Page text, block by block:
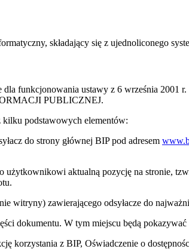
składający się z ujednoliconego
funkcjonowania ustawy z 6 września 2001
PUBLICZNEJ.
kilku podstawowych elementów:
do strony głównej BIP pod adresem
aktualną pozycję na stronie,
witryny) zawierającego odsyłacze do
dokumentu. W tym miejscu będą
korzystania z BIP, Oświadczenie o